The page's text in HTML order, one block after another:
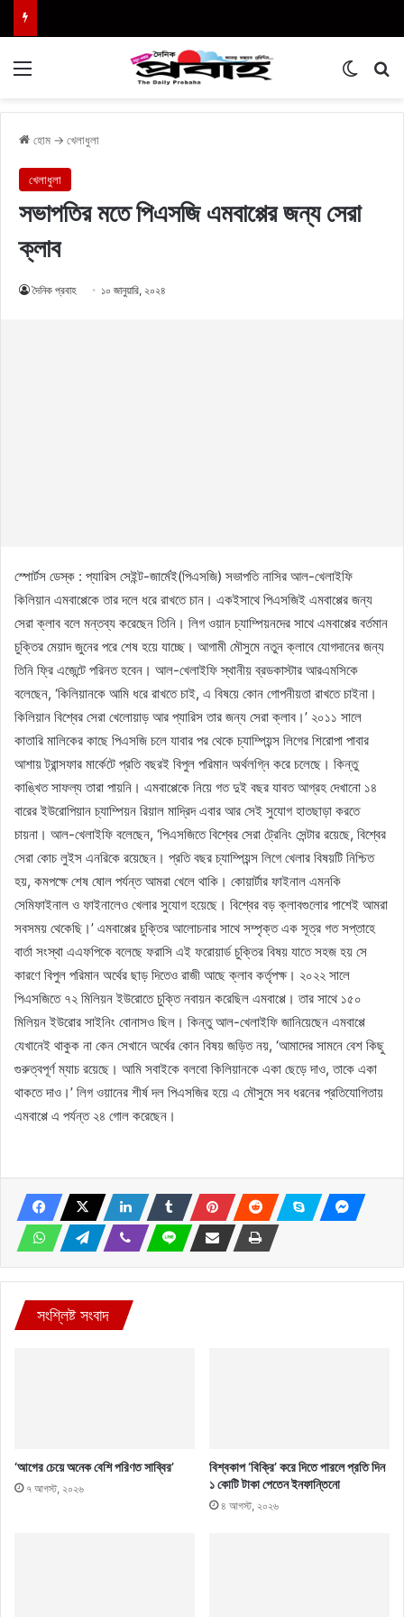
হোম → খেলাধুলা
খেলাধুলা
সভাপতির মতে পিএসজি এমবাপ্পের জন্য সেরা
ক্লাব
দৈনিক প্রবাহ ১০ জানুয়ারি, ২০২৪
স্পোর্টস ডেস্ক : প্যারিস সেইন্ট-জার্মেই(পিএসজি) সভাপতি নাসির আল-খেলাইফি
কিলিয়ান এমবাপ্পেকে তার দলে ধরে রাখতে চান। একইসাথে পিএসজিই এমবাপ্পের জন্য
সেরা ক্লাব বলে মন্তব্য করেছেন তিনি। লিগ ওয়ান চ্যাম্পিয়নদের সাথে এমবাপ্পের বর্তমান
চুক্তির মেয়াদ জুনের পরে শেষ হয়ে যাচ্ছে। আগামী মৌসুমে নতুন ক্লাবে যোগদানের জন্য
তিনি ফ্রি এজেন্টে পরিনত হবেন। আল-খেলাইফি স্থানীয় ব্রডকাস্টার আরএমসিকে
বলেছেন, ‘কিলিয়ানকে আমি ধরে রাখতে চাই, এ বিষয়ে কোন গোপনীয়তা রাখতে চাইনা।
কিলিয়ান বিশ্বের সেরা খেলোয়াড় আর প্যারিস তার জন্য সেরা ক্লাব।’ ২০১১ সালে
কাতারি মালিকের কাছে পিএসজি চলে যাবার পর থেকে চ্যাম্পিয়ন্স লিগের শিরোপা পাবার
আশায় ট্রান্সফার মার্কেটে প্রতি বছরই বিপুল পরিমান অর্থলগ্নি করে চলেছে। কিন্তু
কাঙ্খিত সাফল্য তারা পায়নি। এমবাপ্পেকে নিয়ে গত দুই বছর যাবত আগ্রহ দেখানো ১৪
বারের ইউরোপিয়ান চ্যাম্পিয়ন রিয়াল মাদ্রিদ এবার আর সেই সুযোগ হাতছাড়া করতে
চায়না। আল-খেলাইফি বলেছেন, ‘পিএসজিতে বিশ্বের সেরা ট্রেনিং সেন্টার রয়েছে, বিশ্বের
সেরা কোচ লুইস এনরিকে রয়েছেন। প্রতি বছর চ্যাম্পিয়ন্স লিগে খেলার বিষয়টি নিশ্চিত
হয়, কমপক্ষে শেষ ষোল পর্যন্ত আমরা খেলে থাকি। কোয়ার্টার ফাইনাল এমনকি
সেমিফাইনাল ও ফাইনালেও খেলার সুযোগ হয়েছে। বিশ্বের বড় ক্লাবগুলোর পাশেই আমরা
সবসময় থেকেছি।’ এমবাপ্পের চুক্তির আলোচনার সাথে সম্পৃক্ত এক সূত্র গত সপ্তাহে
বার্তা সংস্থা এএফপিকে বলেছে ফরাসি এই ফরোয়ার্ড চুক্তির বিষয় যাতে সহজ হয় সে
কারণে বিপুল পরিমান অর্থের ছাড় দিতেও রাজী আছে ক্লাব কর্তৃপক্ষ। ২০২২ সালে
পিএসজিতে ৭২ মিলিয়ন ইউরোতে চুক্তি নবায়ন করেছিল এমবাপ্পে। তার সাথে ১৫০
মিলিয়ন ইউরোর সাইনিং বোনাসও ছিল। কিন্তু আল-খেলাইফি জানিয়েছেন এমবাপ্পে
যেখানেই থাকুক না কেন সেখানে অর্থের কোন বিষয় জড়িত নয়, ‘আমাদের সামনে বেশ কিছু
গুরুত্বপূর্ণ ম্যাচ রয়েছে। আমি সবাইকে বলবো কিলিয়ানকে একা ছেড়ে দাও, তাকে একা
থাকতে দাও।’ লিগ ওয়ানের শীর্ষ দল পিএসজির হয়ে এ মৌসুমে সব ধরনের প্রতিযোগিতায়
এমবাপ্পে এ পর্যন্ত ২৪ গোল করেছেন।
সংশ্লিষ্ট সংবাদ
‘আগের চেয়ে অনেক বেশি পরিণত সাব্বির’
৭ আগস্ট, ২০২৬
বিশ্বকাপ ‘বিক্রি’ করে দিতে পারলে প্রতি দিন
১ কোটি টাকা পেতেন ইনফান্তিনো
৪ আগস্ট, ২০২৬